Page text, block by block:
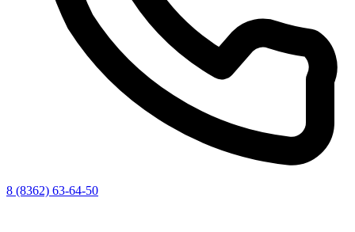
8 (8362) 63-64-50